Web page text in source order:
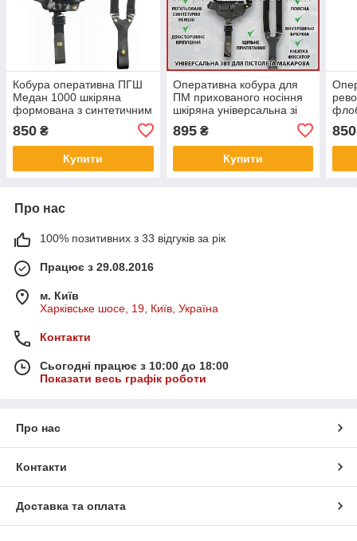
Кобура оперативна ПГШ
Медан 1000 шкіряна
формована з синтетичним
850 ₴
Купити
Оперативна кобура для
ПМ прихованого носіння
шкіряна універсальна зі
895₴
Купити
та
850
Про нас
100% позитивних з 33 відгуків за рік
Працює з 29.08.2016
м. Київ
Харківське шосе, 19, Київ, Україна
Контакти
Сьогодні працює з 10:00 до 18:00
Показати весь графік роботи
Про нас
Контакти
Доставка та оплата